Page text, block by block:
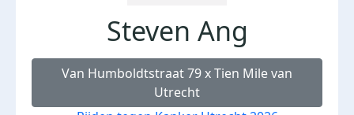
Steven Ang
Van Humboldtstraat 79 x Tien Mile van
Utrecht